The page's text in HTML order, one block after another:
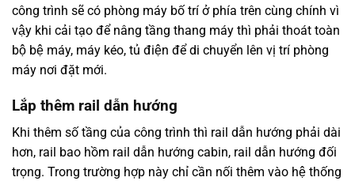
công trình sẽ có phòng máy bố trí ở phía trên cùng chính vì
vậy khi cải tạo để nâng tầng thang máy thì phải thoát toàn
bộ bệ máy, máy kéo, tủ điện để di chuyển lên vị trí phòng
máy nơi đặt mới.
Lắp thêm rail dẫn hướng
Khi thêm số tầng của công trình thì rail dẫn hướng phải dài
hơn, rail bao hồm rail dẫn hướng cabin, rail dẫn hướng đối
trọng. Trong trường hợp này chỉ cần nối thêm vào hệ thống